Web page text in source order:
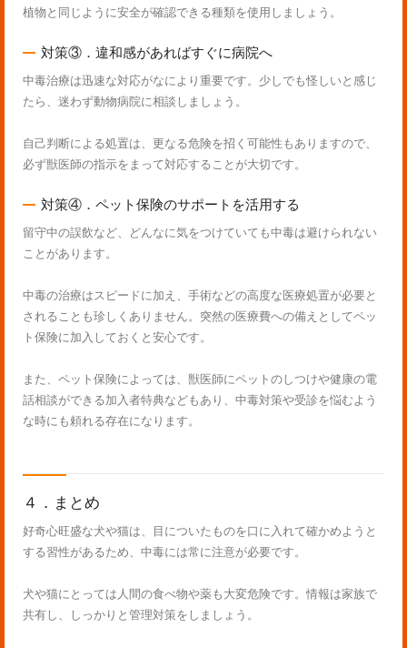
植物と同じように安全が確認できる種類を使用しましょう。
対策③．違和感があればすぐに病院へ
中毒治療は迅速な対応がなにより重要です。少しでも怪しいと感じ
たら、迷わず動物病院に相談しましょう。
自己判断による処置は、更なる危険を招く可能性もありますので、
必ず獣医師の指示をまって対応することが大切です。
対策④．ペット保険のサポートを活用する
留守中の誤飲など、どんなに気をつけていても中毒は避けられない
ことがあります。
中毒の治療はスピードに加え、手術などの高度な医療処置が必要と
されることも珍しくありません。突然の医療費への備えとしてペッ
ト保険に加入しておくと安心です。
また、ペット保険によっては、獣医師にペットのしつけや健康の電
話相談ができる加入者特典などもあり、中毒対策や受診を悩むよう
な時にも頼れる存在になります。
４．まとめ
好奇心旺盛な犬や猫は、目についたものを口に入れて確かめようと
する習性があるため、中毒には常に注意が必要です。
犬や猫にとっては人間の食べ物や薬も大変危険です。情報は家族で
共有し、しっかりと管理対策をしましょう。